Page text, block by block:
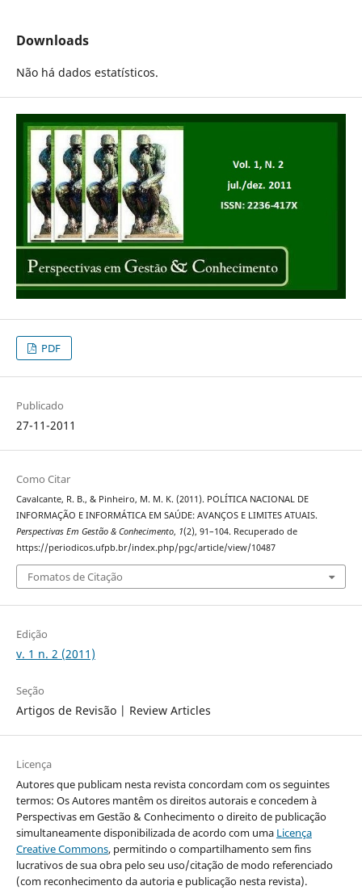
Downloads
Não há dados estatísticos.
PDF
Publicado
27-11-2011
Como Citar
Cavalcante, R. B., & Pinheiro, M. M. K. (2011). POLÍTICA NACIONAL DE
INFORMAÇÃO E INFORMÁTICA EM SAÚDE: AVANÇOS E LIMITES ATUAIS.
Perspectivas Em Gestão & Conhecimento, 1(2), 91–104. Recuperado de
https://periodicos.ufpb.br/index.php/pgc/article/view/10487
Fomatos de Citação
Edição
v. 1 n. 2 (2011)
Seção
Artigos de Revisão | Review Articles
Licença
Autores que publicam nesta revista concordam com os seguintes
termos: Os Autores mantêm os direitos autorais e concedem à
Perspectivas em Gestão & Conhecimento o direito de publicação
simultaneamente disponibilizada de acordo com uma Licença
Creative Commons, permitindo o compartilhamento sem fins
lucrativos de sua obra pelo seu uso/citação de modo referenciado
(com reconhecimento da autoria e publicação nesta revista).